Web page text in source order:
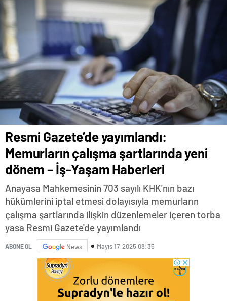
Resmi Gazete’de yayımlandı:
Memurların çalışma şartlarında yeni
dönem – İş-Yaşam Haberleri
Anayasa Mahkemesinin 703 sayılı KHK'nın bazı
hükümlerini iptal etmesi dolayısıyla memurların
çalışma şartlarında ilişkin düzenlemeler içeren torba
yasa Resmi Gazete'de yayımlandı
ABONE OL News Mayıs 17, 2025 08:35